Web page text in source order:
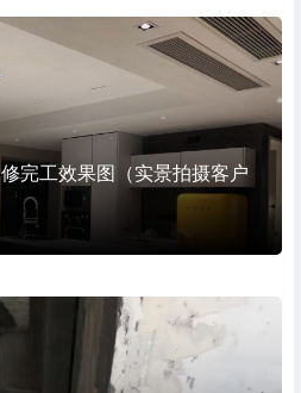
完工效果图（实景拍摄客户